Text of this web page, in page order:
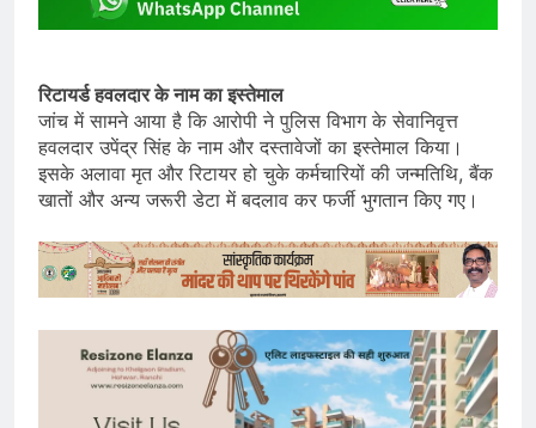
रिटायर्ड हवलदार के नाम का इस्तेमाल
जांच में सामने आया है कि आरोपी ने पुलिस विभाग के सेवानिवृत्त
हवलदार उपेंद्र सिंह के नाम और दस्तावेजों का इस्तेमाल किया।
इसके अलावा मृत और रिटायर हो चुके कर्मचारियों की जन्मतिथि, बैंक
खातों और अन्य जरूरी डेटा में बदलाव कर फर्जी भुगतान किए गए।